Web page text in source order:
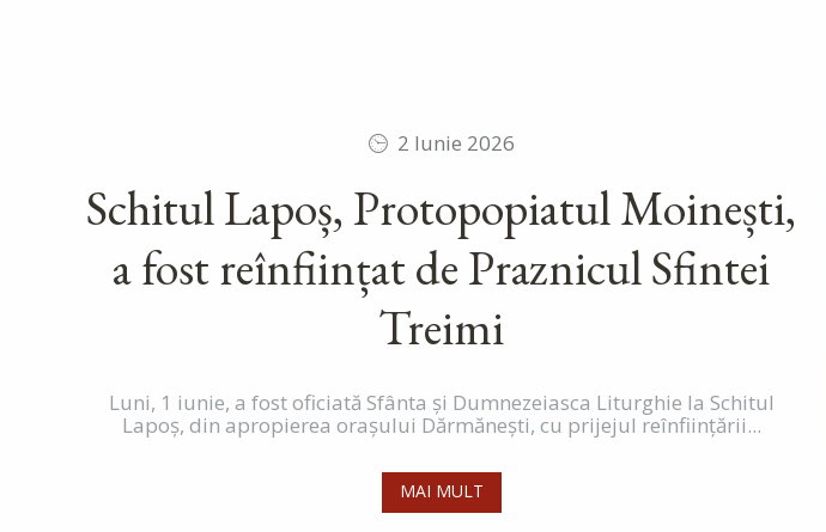
2 Iunie 2026
Schitul Lapoș, Protopopiatul Moinești,
a fost reînființat de Praznicul Sfintei
Treimi
Luni, 1 iunie, a fost oficiată Sfânta și Dumnezeiasca Liturghie la Schitul
Lapoș, din apropierea orașului Dărmănești, cu prijejul reînființării...
MAI MULT